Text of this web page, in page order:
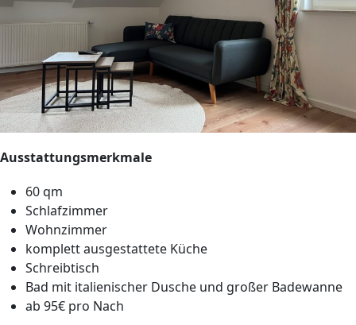
Ausstattungsmerkmale
60 qm
Schlafzimmer
Wohnzimmer
komplett ausgestattete Küche
Schreibtisch
Bad mit italienischer Dusche und großer Badewanne
ab 95€ pro Nach